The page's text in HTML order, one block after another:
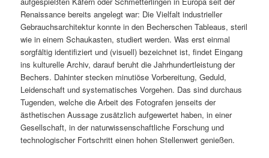
Renaissance bereits angelegt war: Die Vielfalt industrieller
Gebrauchsarchitektur konnte in den Becherschen Tableaus, steril
wie in einem Schaukasten, studiert werden. Was erst einmal
sorgfältig identifiziert und (visuell) bezeichnet ist, findet Eingang
ins kulturelle Archiv, darauf beruht die Jahrhundertleistung der
Bechers. Dahinter stecken minutiöse Vorbereitung, Geduld,
Leidenschaft und systematisches Vorgehen. Das sind durchaus
Tugenden, welche die Arbeit des Fotografen jenseits der
ästhetischen Aussage zusätzlich aufgewertet haben, in einer
Gesellschaft, in der naturwissenschaftliche Forschung und
technologischer Fortschritt einen hohen Stellenwert genießen.